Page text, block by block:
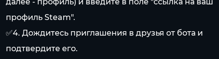
профиль Steam".
✅4. Дождитесь приглашения в друзья от бота и
подтвердите его.